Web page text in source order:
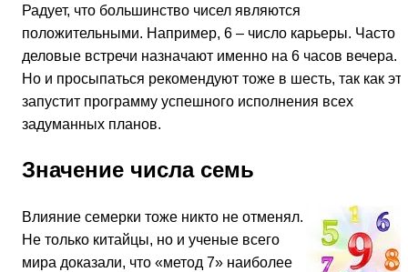
Радует, что большинство чисел являются
положительными. Например, 6 – число карьеры. Часто
деловые встречи назначают именно на 6 часов вечера.
Но и просыпаться рекомендуют тоже в шесть, так как
запустит программу успешного исполнения всех
задуманных планов.
Значение числа семь
Влияние семерки тоже никто не отменял.
Не только китайцы, но и ученые всего
мира доказали, что «метод 7» наиболее